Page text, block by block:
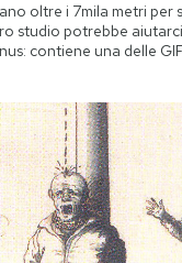
oltre i 7mila metri per
studio potrebbe
contiene una delle